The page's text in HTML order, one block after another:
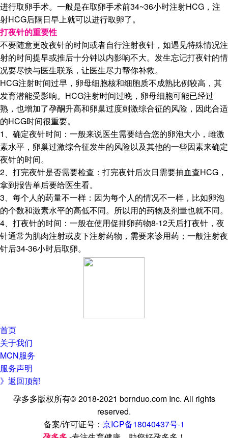
进行取卵手术。一般是在取卵手术前34~36小时注射HCG，注
射HCG后隔日早上就可以进行取卵了。
打夜针的重要性
不要随意更改夜针的时间或者自行注射夜针，如遇见特殊情况注
射的时间提早或推后十分钟以内影响不大。发生忘记打夜针的情
况要尽快与医生联系，让医生尽力帮你补救。
HCG注射时间过早，卵母细胞核和细胞质不成熟比例较高，其
发育潜能受影响。HCG注射时间过晚，卵母细胞可能已经过
熟，也增加了孕酮升高和卵巢过度刺激综合征的风险，因此合适
的HCG时间很重要。
1、确定夜针时间：一般来说医生需要结合您的卵泡大小，雌激
素水平，卵巢过激综合征发生的风险以及其他的一些因素来确定
夜针的时间。
2、打完夜针是否需要检查：打完夜针后次日需要抽血查HCG，
拿到报告单后要给医生看。
3、每个人的药量不一样：因为每个人的情况不一样，比如卵泡
的个数和激素水平的高低不同。所以用的药物及剂量也就不同。
4、打夜针的时间：一般在使用促排卵药物8-12天后打夜针，夜
针通常为肌肉注射或皮下注射药物，需要来诊用药；一般注射夜
针后34-36小时后取卵。
首页
关于我们
MCN服务
服务声明
》返回顶部
孕多多版权所有© 2018-2021 bornduo.com Inc. All rights
reserved.
备案/许可证号： 京ICP备18040437号-1